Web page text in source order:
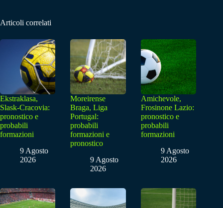
Articoli correlati
Ekstraklasa,
Slask-Cracovia:
pronostico e
probabili
formazioni
9 Agosto
2026
Moreirense
Braga, Liga
Portugal:
probabili
formazioni e
pronostico
9 Agosto
2026
Amichevole,
Frosinone Lazio:
pronostico e
probabili
formazioni
9 Agosto
2026